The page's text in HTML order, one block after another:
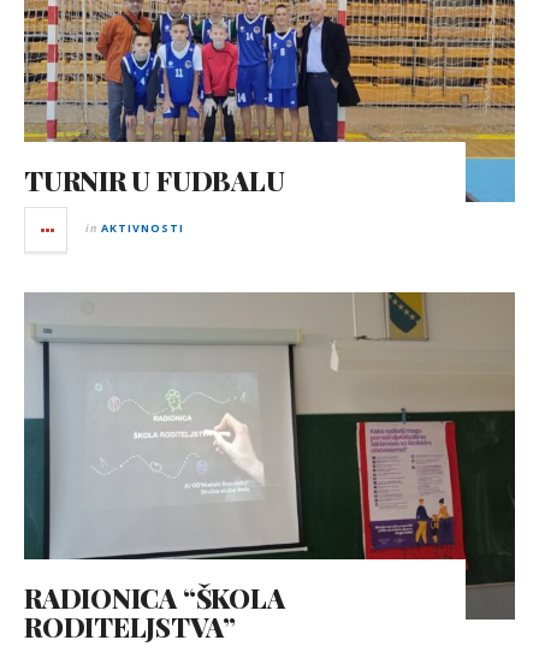
TURNIR U FUDBALU
in AKTIVNOSTI
RADIONICA “ŠKOLA
RODITELJSTVA”